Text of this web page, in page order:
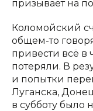
призывает на
Коломойский
общем-то
привести всё в
потеряли. В
и попытки
Луганска,
в субботу было